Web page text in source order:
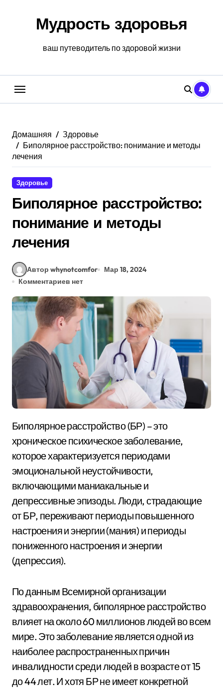
содержаниюМудрость здоровья
ваш путеводитель по здоровой жизни
Домашняя
Здоровье
Биполярное расстройство: понимание и методы
лечения
Здоровье
Биполярное расстройство:
понимание и методы
лечения
Автор whynotcomfor
Мар 18, 2024
Комментариев нет
Биполярное расстройство (БР) – это
хроническое психическое заболевание,
которое характеризуется периодами
эмоциональной неустойчивости,
включающими маниакальные и
депрессивные эпизоды. Люди, страдающие
от БР, переживают периоды повышенного
настроения и энергии (мания) и периоды
пониженного настроения и энергии
(депрессия).
По данным Всемирной организации
здравоохранения, биполярное расстройство
влияет на около 60 миллионов людей во всем
мире. Это заболевание является одной из
наиболее распространенных причин
инвалидности среди людей в возрасте от 15
до 44 лет. И хотя БР не имеет конкретной